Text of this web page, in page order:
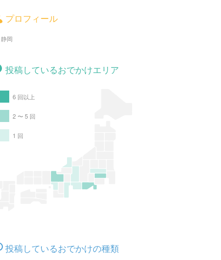
プロフィール
静岡
投稿しているおでかけエリア
6 回以上
2 〜 5 回
1 回
投稿しているおでかけの種類